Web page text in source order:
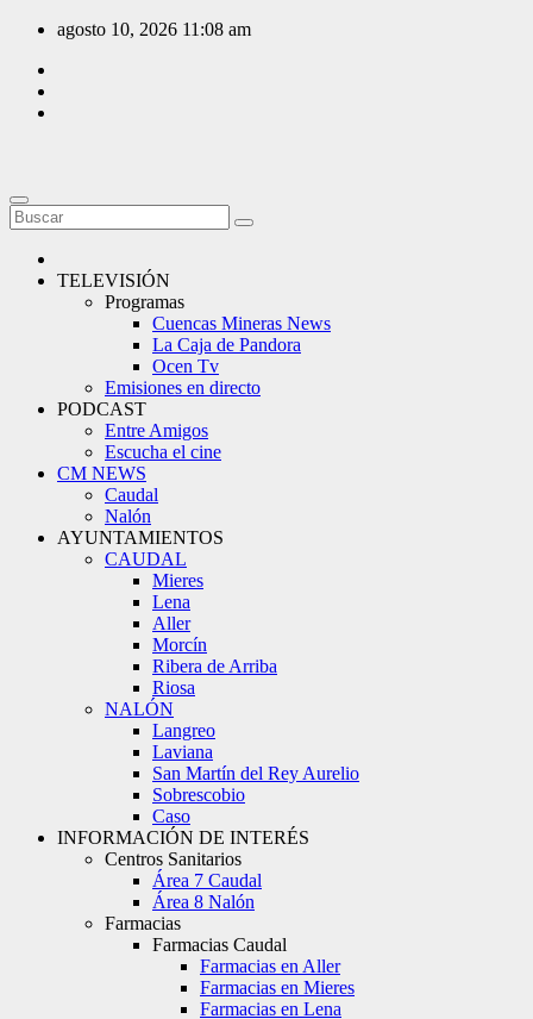
Saltar
contenido
agosto 10, 2026 11:08 am
TELEVISIÓN
Programas
Cuencas Mineras News
La Caja de Pandora
Ocen Tv
Emisiones en directo
PODCAST
Entre Amigos
Escucha el cine
CM NEWS
Caudal
Nalón
AYUNTAMIENTOS
CAUDAL
Mieres
Lena
Aller
Morcín
Ribera de Arriba
Riosa
NALÓN
Langreo
Laviana
San Martín del Rey Aurelio
Sobrescobio
Caso
INFORMACIÓN DE INTERÉS
Centros Sanitarios
Área 7 Caudal
Área 8 Nalón
Farmacias
Farmacias Caudal
Farmacias en Aller
Farmacias en Mieres
Farmacias en Lena